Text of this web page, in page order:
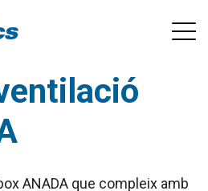
ANADA que compleix amb